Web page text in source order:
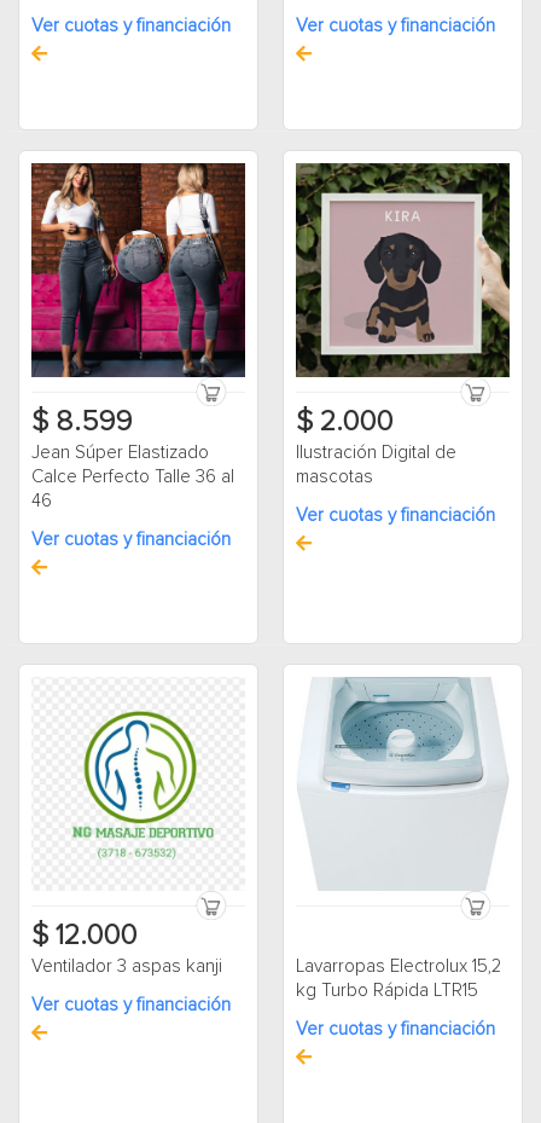
Ver cuotas y financiación
Ver cuotas y financiación
$ 8.599
Jean Súper Elastizado
Calce Perfecto Talle 36 al
46
Ver cuotas y financiación
$ 2.000
Ilustración Digital de
mascotas
Ver cuotas y financiación
$ 12.000
Ventilador 3 aspas kanji
Ver cuotas y financiación
Lavarropas Electrolux 15,2
kg Turbo Rápida LTR15
Ver cuotas y financiación